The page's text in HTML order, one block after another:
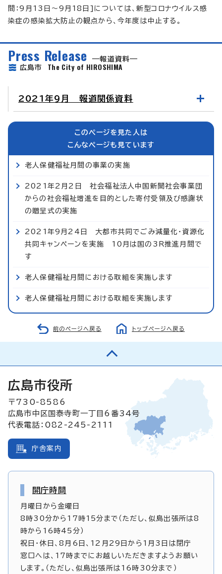
間：9月13日～9月18日]については、新型コロナウイルス感
染症の感染拡大防止の観点から、今年度は中止する。
Press Release
報道資料
広島市 The City of HIROSHIMA
2021年9月 報道関係資料
このページを見た人は
こんなページも見ています
老人保健福祉月間の事業の実施
2021年2月2日 社会福祉法人中国新聞社会事業団
からの社会福祉増進を目的とした寄付受領及び感謝状
の贈呈式の実施
2021年9月24日 大都市共同でごみ減量化・資源化
共同キャンペーンを実施 10月は国の3R推進月間で
す
老人保健福祉月間における取組を実施します
老人保健福祉月間における取組を実施します
前のページへ戻る トップページへ戻る
広島市役所
〒730-8586
広島市中区国泰寺町一丁目6番34号
代表電話：082-245-2111
庁舎案内
開庁時間
月曜日から金曜日
8時30分から17時15分まで（ただし、似島出張所は8
時から16時45分）
祝日・休日、8月6日、12月29日から1月3日は閉庁
窓口へは、17時までにお越しいただきますようお願い
します。（ただし、似島出張所は16時30分まで）